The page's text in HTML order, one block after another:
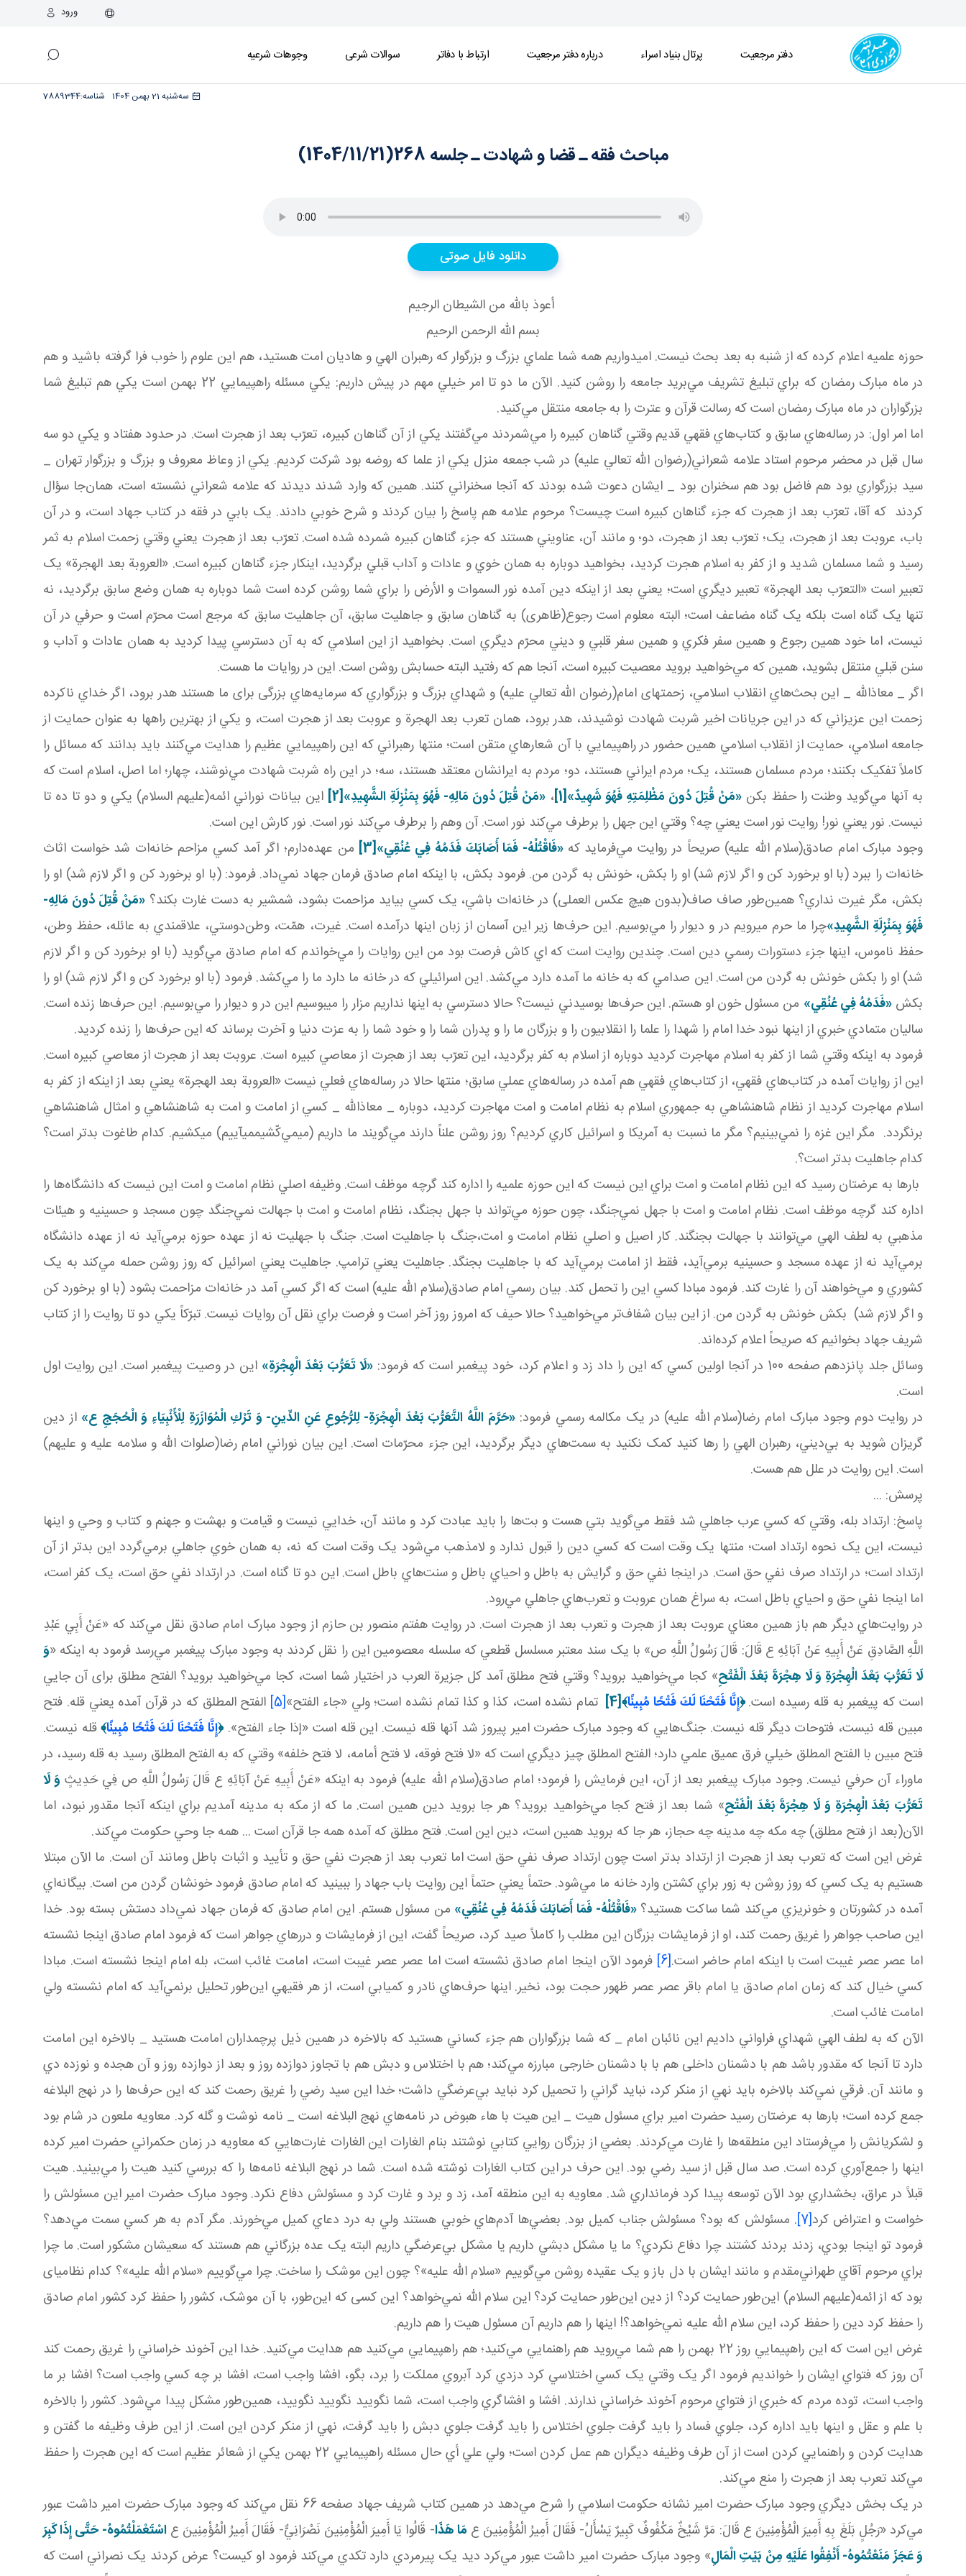
ورود
دفتر مرجعیت پرتال بنیاد اسراء درباره دفتر مرجعیت ارتباط با دفاتر سوالات شرعی وجوهات شرعیه
سه‌شنبه 21 بهمن 1404 7889344شناسه:
مباحث فقه ـ قضا و شهادت ـ جلسه 268(1404/11/21)
دانلود فایل صوتی
أعوذ بالله من الشيطان الرجيم
بسم الله الرحمن الرحيم
حوزه علميه اعلام کرده که از شنبه به بعد بحث نيست. اميدواريم همه شما علماي بزرگ و بزرگوار که رهبران الهي و هاديان امت هستيد، هم اين علوم را خوب فرا گرفته باشيد و هم
در ماه مبارک رمضان که براي تبليغ تشريف مي‌بريد جامعه را روشن کنيد. الآن ما دو تا امر خيلي مهم در پيش داريم: يکي مسئله راهپيمايي 22 بهمن است يکي هم تبليغ شما
بزرگواران در ماه مبارک رمضان است که رسالت قرآن و عترت را به جامعه منتقل مي‌کنيد.
اما امر اول: در رساله‌هاي سابق و کتاب‌هاي فقهي قديم وقتي گناهان کبيره را مي‌شمردند مي‌گفتند يکي از آن گناهان کبيره، تعرّب بعد از هجرت است. در حدود هفتاد و يکي دو سه
سال قبل در محضر مرحوم استاد علامه شعراني(رضوان الله تعالي عليه) در شب جمعه منزل يکي از علما که روضه بود شرکت کرديم. يکي از وعاظ معروف و بزرگ و بزرگوار تهران _
سيد بزرگواري بود هم فاضل بود هم سخنران بود _ ايشان دعوت شده بودند که آنجا سخنراني کنند. همين که وارد شدند ديدند که علامه شعراني نشسته است، همان‌جا سؤال
کردند که آقا، تعرّب بعد از هجرت که جزء گناهان کبيره است چيست؟ مرحوم علامه هم پاسخ را بيان کردند و شرح خوبي دادند. يک بابي در فقه در کتاب جهاد است، و در آن
باب، عروبت بعد از هجرت، يک؛ تعرّب بعد از هجرت، دو؛ و مانند آن، عناويني هستند که جزء گناهان کبيره شمرده شده است. تعرّب بعد از هجرت يعني وقتي زحمت اسلام به ثمر
رسيد و شما مسلمان شديد و از کفر به اسلام هجرت کرديد، بخواهيد دوباره به همان خوي و عادات و آداب قبلي برگرديد، اين­کار جزء گناهان کبيره است. «العروبة بعد الهجرة» يک
تعبير است «التعرّب بعد الهجرة» تعبير ديگري است؛ يعني بعد از اينکه دين آمده نور السموات و الأرض را براي شما روشن کرده است شما دوباره به همان وضع سابق برگرديد، نه
تنها يک گناه است بلکه يک گناه مضاعف است؛ البته معلوم است رجوع(ظاهری) به گناهان سابق و جاهليت سابق، آن جاهليت سابق که مرجع است محرّم است و حرفي در آن
نيست، اما خود همين رجوع و همين سفر فکري و همين سفر قلبي و ديني محرّم ديگري است. بخواهيد از اين اسلامي که به آن دسترسي پيدا کرديد به همان عادات و آداب و
سنن قبلي منتقل بشويد، همين که مي‌خواهيد برويد معصيت کبيره است، آنجا هم که رفتيد البته حسابش روشن است. اين در روايات ما هست.
اگر _ معاذالله _ اين بحث‌هاي انقلاب اسلامي، زحمتهای امام(رضوان الله تعالي عليه) و شهداي بزرگ و بزرگواري که سرمايه‌هاي بزرگی برای ما هستند هدر برود، اگر خداي ناکرده
زحمت اين عزيزاني که در اين جريانات اخير شربت شهادت نوشيدند، هدر برود، همان تعرب بعد الهجرة و عروبت بعد از هجرت است، و يکي از بهترين راه­ها به عنوان حمايت از
جامعه اسلامي، حمايت از انقلاب اسلامي همين حضور در راهپيمايي با آن شعارهاي متقن است؛ منتها رهبراني که اين راهپيمايي عظيم را هدايت مي‌کنند بايد بدانند که مسائل را
کاملاً تفکيک بکنند؛ مردم مسلمان‌ هستند، يک؛ مردم ايراني‌ هستند، دو؛ مردم به ايرانشان معتقد هستند، سه؛ در اين راه شربت شهادت مي‌نوشند، چهار؛ اما اصل، اسلام است که
به آنها مي‌گويد وطنت را حفظ بکن «مَنْ قُتِلَ دُونَ مَظْلِمَتِهِ فَهُوَ شَهِيدٌ»
[1] ، «مَنْ قُتِلَ دُونَ مَالِهِ- فَهُوَ بِمَنْزِلَةِ الشَّهِيدِ»
[2]
اين بيانات نوراني ائمه(عليهم السلام) يکي و دو تا ده تا
نيست. نور يعني نور! روايت نور است يعني چه؟ وقتي اين جهل را برطرف مي‌کند نور است. آن وهم را برطرف مي‌کند نور است. نور کارش اين است.
وجود مبارک امام صادق(سلام الله عليه) صريحاً در روايت مي‌فرمايد که «فَاقْتُلْهُ- فَمَا أَصَابَكَ فَدَمُهُ فِي عُنُقِي»
[3]
من عهده‌دارم؛ اگر آمد کسي مزاحم خانه‌ات شد خواست اثاث
خانه‌ات را ببرد (با او برخورد کن و اگر لازم شد) او را بکش، خونش به گردن من. فرمود بکش، با اينکه امام صادق فرمان جهاد نمي‌داد. فرمود: (با او برخورد کن و اگر لازم شد) او را
بکش، مگر غيرت نداري؟ همين‌طور صاف صاف(بدون هيچ عکس العملی) در خانه‌ات باشي، يک کسي بيايد مزاحمت بشود، شمشير به دست غارت بکند؟«مَنْ قُتِلَ دُونَ مَالِهِ-
فَهُوَ بِمَنْزِلَةِ الشَّهِيدِ»چرا ما حرم می­رويم در و ديوار را مي‌بوسيم. اين حرف‌ها زير اين آسمان از زبان اينها درآمده است. غيرت، همّت، وطن‌دوستي، علاقمندي به عائله، حفظ وطن،
حفظ ناموس، اينها جزء دستورات رسمي دين است. چندين روايت است که اي کاش فرصت بود من اين روايات را مي‌خواندم که امام صادق مي‌گويد (با او برخورد کن و اگر لازم
شد) او را بکش خونش به گردن من است. اين صدامي که به خانه ما آمده دارد مي‌کشد. اين اسرائيلي که در خانه ما دارد ما را مي‌کشد. فرمود (با او برخورد کن و اگر لازم شد) او را
بکش«فَدَمُهُ فِي عُنُقِي» من مسئول خون او هستم. اين حرف‌ها بوسيدني نيست؟ حالا دسترسي به اينها نداريم مزار را می­بوسيم اين در و ديوار را مي‌بوسيم. اين حرف‌ها زنده است.
ساليان متمادي خبري از اينها نبود خدا امام را شهدا را علما را انقلابيون را و بزرگان ما را و پدران شما را و خود شما را به عزت دنيا و آخرت برساند که اين حرف‌ها را زنده کرديد.
فرمود به اينکه وقتي شما از کفر به اسلام مهاجرت کرديد دوباره از اسلام به کفر برگرديد، اين تعرّب بعد از هجرت از معاصي کبيره است. عروبت بعد از هجرت از معاصي کبيره است.
اين از روايات آمده در کتاب‌هاي فقهي، از کتاب‌هاي فقهي هم آمده در رساله‌هاي عملي سابق؛ منتها حالا در رساله‌هاي فعلي نيست «العروبة بعد الهجرة» يعني بعد از اينکه از کفر به
اسلام مهاجرت کرديد از نظام شاهنشاهي به جمهوري اسلام به نظام امامت و امت مهاجرت کرديد، دوباره _ معاذالله _ کسي از امامت و امت به شاهنشاهي و امثال شاهنشاهي
برنگردد. مگر اين غزه را نمي‌بينيم؟ مگر ما نسبت به آمريکا و اسرائيل کاري کرديم؟ روز روشن علناً دارند مي‌گويند ما داريم (می­مي‌کّشيممی­آييم) می­کشيم. کدام طاغوت بدتر است؟
کدام جاهليت بدتر است؟.
بارها به عرضتان رسيد که اين نظام امامت و امت براي اين نيست که اين حوزه علميه را اداره کند گرچه موظف است. وظيفه اصلي نظام امامت و امت اين نيست که دانشگاه‌ها را
اداره کند گرچه موظف است. نظام امامت و امت با جهل نمي‌جنگد، چون حوزه مي‌تواند با جهل بجنگد، نظام امامت و امت با جهالت نمي‌جنگد چون مسجد و حسينيه و هيئات
مذهبي به لطف الهي مي‌توانند با جهالت بجنگند. کار اصيل و اصلي نظام امامت و امت،جنگ با جاهليت است. جنگ با جهليت نه از عهده حوزه برمي‌آيد نه از عهده دانشگاه
برمي‌آيد نه از عهده مسجد و حسينيه برمي‌آيد، فقط از امامت برمي‌آيد که با جاهليت بجنگد. جاهليت يعني ترامپ. جاهليت يعني اسرائيل که روز روشن حمله مي‌کند به يک
کشوري و مي‌خواهند آن را غارت کند. فرمود مبادا کسي اين را تحمل کند. بيان رسمي امام صادق(سلام الله عليه) است که اگر کسي آمد در خانه‌ات مزاحمت بشود (با او برخورد کن
و اگر لازم شد) بکش خونش به گردن من. از اين بيان شفاف‌تر مي‌خواهيد؟ حالا حيف که امروز روز آخر است و فرصت براي نقل آن روايات نيست. تبرّکاً يکي دو تا روايت را از کتاب
شريف جهاد بخوانيم که صريحاً اعلام کرده‌اند.
وسائل جلد پانزدهم صفحه 100 در آنجا اولين کسي که اين را داد زد و اعلام کرد، خود پيغمبر است که فرمود:
«لَا تَعَرُّبَ بَعْدَ الْهِجْرَةِ» اين در وصيت پيغمبر است. اين روايت اول
است.
در روايت دوم وجود مبارک امام رضا(سلام الله عليه) در يک مکالمه رسمي‌ فرمود:«حَرَّمَ اللَّهُ التَّعَرُّبَ بَعْدَ الْهِجْرَةِ- لِلرُّجُوعِ عَنِ الدِّينِ- وَ تَرْكِ الْمُوَازَرَةِ لِلْأَنْبِيَاءِ وَ الْحُجَجِ ع» از دين
گريزان شويد به بي‌ديني، رهبران الهي را رها کنيد کمک نکنيد به سمت‌هاي ديگر برگرديد، اين جزء محرّمات است. اين بيان نوراني امام رضا(صلوات الله و سلامه عليه و عليهم)
است. اين روايت در علل هم هست.
پرسش: ...
پاسخ: ارتداد بله، وقتي که کسي عرب جاهلي شد فقط مي‌گويد بتي هست و بت‌ها را بايد عبادت کرد و مانند آن، خدايي نيست و قيامت و بهشت و جهنم و کتاب و وحي و اينها
نيست، اين يک نحوه ارتداد است؛ منتها يک وقت است که کسي دين را قبول ندارد و لامذهب مي‌شود يک وقت است که نه، به همان خوي جاهلي برمي‌گردد اين بدتر از آن
ارتداد است؛ در ارتداد صرف نفي حق است. در اينجا نفي حق و گرايش به باطل و احياي باطل و سنت‌هاي باطل است. اين دو تا گناه است. در ارتداد نفي حق است، يک کفر است،
اما اينجا نفي حق و احياي باطل است، به سراغ همان عروبت و تعرب‌هاي جاهلي مي‌رود.
در روايت‌هاي ديگر هم باز همين معناي عروبت بعد از هجرت و تعرب بعد از هجرت است. در روايت هفتم منصور بن حازم از وجود مبارک امام صادق نقل مي‌کند که «عَنْ أَبِي عَبْدِ
اللَّهِ الصَّادِقِ عَنْ أَبِيهِ عَنْ آبَائِهِ ع قَالَ: قَالَ رَسُولُ اللَّهِ ص» با يک سند معتبر مسلسل قطعي که سلسله معصومين اين را نقل کردند به وجود مبارک پيغمبر مي‌رسد فرمود به اينکه «وَ
لَا تَعَرُّبَ بَعْدَ الْهِجْرَةِ وَ لَا هِجْرَةَ بَعْدَ الْفَتْحِ» کجا مي‌خواهيد برويد؟ وقتي فتح مطلق آمد کل جزيرة العرب در اختيار شما است، کجا مي‌خواهيد برويد؟ الفتح مطلق برای آن جايي
است که پيغمبر به قله رسيده است.﴿إِنَّا فَتَحْنَا لَكَ فَتْحًا مُبِينًا﴾[4] تمام نشده است، کذا و کذا تمام نشده است؛ ولي «جاء الفتح»[5]
الفتح المطلق که در قرآن آمده يعني قله. فتح
مبين قله نيست، فتوحات ديگر قله نيست. جنگ‌هايي که وجود مبارک حضرت امير پيروز شد آنها قله نيست. اين قله است «إذا جاء الفتح».﴿إِنَّا فَتَحْنَا لَكَ فَتْحًا مُبِينًا﴾قله نيست.
فتح مبين با الفتح المطلق خيلي فرق عميق علمي دارد؛ الفتح المطلق چيز ديگري است که «لا فتح فوقه، لا فتح أمامه، لا فتح خلفه» وقتي که به الفتح المطلق رسيد به قله رسيد، در
ماوراء آن حرفي نيست. وجود مبارک پيغمبر بعد از آن، اين فرمايش را فرمود؛ امام صادق(سلام الله عليه) فرمود به اينکه «عَنْ أَبِيهِ عَنْ آبَائِهِ ع قَالَ رَسُولُ اللَّهِ ص فِي حَدِيثٍ وَ لَا
تَعَرُّبَ بَعْدَ الْهِجْرَةِ وَ لَا هِجْرَةَ بَعْدَ الْفَتْحِ» شما بعد از فتح کجا مي‌خواهيد برويد؟ هر جا برويد دين همين است. ما که از مکه به مدينه آمديم براي اينکه آنجا مقدور نبود، اما
الآن(بعد از فتح مطلق) چه مکه چه مدينه چه حجاز، هر جا که برويد همين است، دين اين است. فتح مطلق که آمده همه جا قرآن است ... همه جا وحي حکومت مي‌کند.
غرض اين است که تعرب بعد از هجرت از ارتداد بدتر است چون ارتداد صرف نفي حق است اما تعرب بعد از هجرت نفي حق و تأييد و اثبات باطل ومانند آن است. ما الآن مبتلا
هستيم به يک کسي که روز روشن به زور براي کشتن وارد خانه ما مي‌شود. حتماً يعني حتماً اين روايت باب جهاد را ببينيد که امام صادق فرمود خونشان گردن من است. بيگانه‌اي
آمده در کشورتان و خونريزي مي‌کند شما ساکت هستيد؟«فَاقْتُلْهُ- فَمَا أَصَابَكَ فَدَمُهُ فِي عُنُقِي» من مسئول هستم. اين امام صادق که فرمان جهاد نمي‌داد دستش بسته بود. خدا
اين صاحب جواهر را غريق رحمت کند، او از فرمايشات بزرگان اين مطلب را کاملاً صيد کرد، صريحاً گفت، اين از فرمايشات و دررهاي جواهر است که فرمود امام صادق اينجا نشسته
اما عصر عصر غيبت است با اينکه امام حاضر است.[6]
فرمود الآن اينجا امام صادق نشسته است اما عصر عصر غيبت است، امامت غائب است، بله امام اينجا نشسته است. مبادا
کسي خيال کند که زمان امام صادق يا امام باقر عصر عصر ظهور حجت بود، نخير. اينها حرف‌هاي نادر و کميابي است، از هر فقيهي اين‌طور تحليل برنمي‌آيد که امام نشسته ولي
امامت غائب است.
الآن که به لطف الهي شهداي فراواني داديم اين نائبان امام _ که شما بزرگواران هم جزء کساني هستيد که بالاخره در همين ذيل پرچمداران امامت هستيد _ بالاخره اين امامت
دارد تا آنجا که مقدور باشد هم با دشمنان داخلی هم با با دشمنان خارجی مبارزه مي‌کند؛ هم با اختلاس و دبش هم با تجاوز دوازده روز و بعد از دوازده روز و آن هجده و نوزده دي
و مانند آن. فرقي نمي‌کند بالاخره بايد نهي از منکر کرد، نبايد گراني را تحميل کرد نبايد بي‌عرضگي داشت؛ خدا اين سيد رضي را غريق رحمت کند که اين حرف‌ها را در نهج البلاغه
جمع کرده است؛ بارها به عرضتان رسيد حضرت امير براي مسئول هيت _ اين هيت با هاء هبوض در نامه‌هاي نهج البلاغه است _ نامه نوشت و گله کرد. معاويه ملعون در شام بود
و لشکريانش را مي‌فرستاد اين منطقه‌ها را غارت مي‌کردند. بعضي از بزرگان روايي کتابي نوشتند بنام الغارات اين الغارات غارت‌هايي که معاويه در زمان حکمراني حضرت امير کرده
اينها را جمع‌آوري کرده است. صد سال قبل از سيد رضي بود. اين حرف در اين کتاب الغارات نوشته شده است. شما در نهج البلاغه نامه‌ها را که بررسي کنيد هيت را مي‌بينيد. هيت
قبلاً در عراق، بخشداري بود الآن توسعه پيدا کرد فرمانداري شد. معاويه به اين منطقه آمد، زد و برد و غارت کرد و مسئولش دفاع نکرد. وجود مبارک حضرت امير اين مسئولش را
خواست و اعتراض کرد[7] . مسئولش که بود؟ مسئولش جناب کميل بود. بعضي‌ها آدم‌هاي خوبي‌ هستند ولي به درد دعاي کميل مي‌خورند. مگر آدم به هر کسي سمت مي‌دهد؟
فرمود تو اينجا بودي، زدند بردند کشتند چرا دفاع نکردي؟ ما يا مشکل دبشي داريم يا مشکل بي‌عرضگي داريم البته يک عده بزرگاني هم هستند که سعيشان مشکور است. ما چرا
براي مرحوم آقاي طهراني‌مقدم و مانند ايشان با دل باز و يک عقيده روشن مي‌گوييم «سلام الله عليه»؟ چون اين موشک را ساخت. چرا مي‌گوييم «سلام الله عليه»؟ کدام نظامي­ای
بود که از ائمه(عليهم السلام) اين‌طور حمايت کرد؟ از دين اين‌طور حمايت کرد؟ اين سلام الله نمي‌خواهد؟ اين کسی که اين‌طور، با آن موشک، کشور را حفظ کرد کشور امام صادق
را حفظ کرد دين را حفظ کرد، اين سلام الله عليه نمي‌خواهد؟! اينها را هم داريم آن مسئول هيت را هم داريم.
غرض اين است که اين راهپيمايي روز 22 بهمن را هم شما مي‌رويد هم راهنمايي مي‌کنيد؛ هم راهپيمايي مي‌کنيد هم هدايت مي‌کنيد. خدا اين آخوند خراساني را غريق رحمت کند
آن روز که فتواي ايشان را خوانديم فرمود اگر يک وقتي يک کسي اختلاسي کرد دزدي کرد آبروي مملکت را برد، بگو، افشا واجب است، افشا بر چه کسي واجب است؟ افشا بر ما
واجب است، توده مردم که خبري از فتواي مرحوم آخوند خراساني ندارند. افشا و افشاگري واجب است، شما نگوييد نگوييد نگوييد، همين‌طور مشکل پيدا مي‌شود. کشور را بالاخره
با علم و عقل و اينها بايد اداره کرد، جلوي فساد را بايد گرفت جلوي اختلاس را بايد گرفت جلوي دبش را بايد گرفت، نهي از منکر کردن اين است. از اين طرف وظيفه ما گفتن و
هدايت کردن و راهنمايي کردن است از آن طرف وظيفه ديگران هم عمل کردن است؛ ولي علي أي حال مسئله راهپيمايي 22 بهمن يکي از شعائر عظيم است که اين هجرت را حفظ
مي‌کند تعرب بعد از هجرت را منع مي‌کند.
در يک بخش ديگري وجود مبارک حضرت امير نشانه حکومت اسلامي را شرح مي‌دهد در همين کتاب شريف جهاد صفحه 66 نقل مي‌کند که وجود مبارک حضرت امير داشت عبور
مي‌کرد «رَجُلٍ بَلَغَ بِهِ أَمِيرَ الْمُؤْمِنِينَ ع قَالَ: مَرَّ شَيْخٌ مَكْفُوفٌ كَبِيرٌ يَسْأَلُ- فَقَالَ أَمِيرُ الْمُؤْمِنِينَ ع مَا هَذَا- قَالُوا يَا أَمِيرَ الْمُؤْمِنِينَ نَصْرَانِيٌّ- فَقَالَ أَمِيرُ الْمُؤْمِنِينَ عاسْتَعْمَلْتُمُوهُ- حَتَّى إِذَا كَبِرَ
وَ عَجَزَ مَنَعْتُمُوهُ- أَنْفِقُوا عَلَيْهِ مِنْ بَيْتِ الْمَالِ» وجود مبارک حضرت امير داشت عبور مي‌کرد ديد يک پيرمردي دارد تکدي مي‌کند فرمود او کيست؟ عرض کردند يک نصراني است که